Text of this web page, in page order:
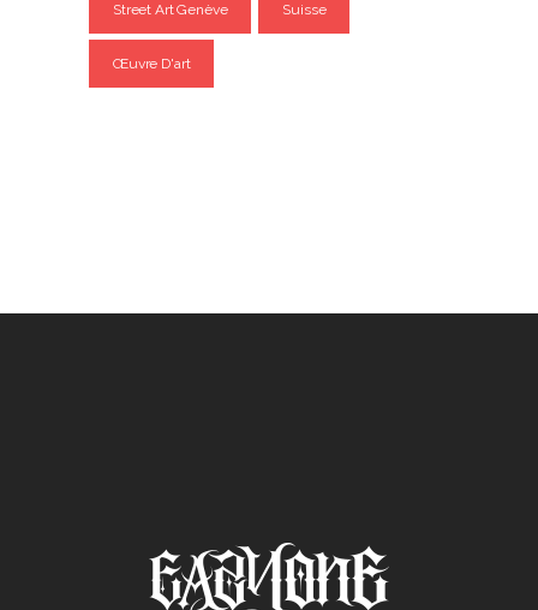
Street Art Genève Suisse
Œuvre D'art